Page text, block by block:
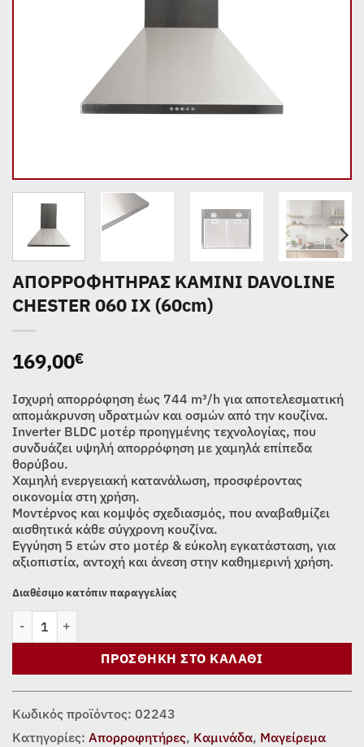
ΑΠΟΡΡΟΦΗΤΗΡΑΣ ΚΑΜΙΝΙ DAVOLINE
CHESTER 060 IX (60cm)
169,00€
Ισχυρή απορρόφηση έως 744 m³/h για αποτελεσματική
απομάκρυνση υδρατμών και οσμών από την κουζίνα.
Inverter BLDC μοτέρ προηγμένης τεχνολογίας, που
συνδυάζει υψηλή απορρόφηση με χαμηλά επίπεδα
θορύβου.
Χαμηλή ενεργειακή κατανάλωση, προσφέροντας
οικονομία στη χρήση.
Μοντέρνος και κομψός σχεδιασμός, που αναβαθμίζει
αισθητικά κάθε σύγχρονη κουζίνα.
Εγγύηση 5 ετών στο μοτέρ & εύκολη εγκατάσταση, για
αξιοπιστία, αντοχή και άνεση στην καθημερινή χρήση.
Διαθέσιμο κατόπιν παραγγελίας
ΠΡΟΣΘΉΚΗ ΣΤΟ ΚΑΛΆΘΙ
Κωδικός προϊόντος: 02243
Κατηγορίες: Απορροφητήρες, Καμινάδα, Μαγείρεμα